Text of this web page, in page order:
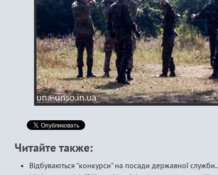
Читайте также:
Відбуваються "конкурси" на посади державної